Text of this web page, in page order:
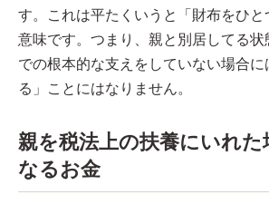
す。これは平たくいうと「財布をひと
意味です。つまり、親と別居してる
での根本的な支えをしていない場合
る」ことにはなりません。
親を税法上の扶養にいれた
なるお金